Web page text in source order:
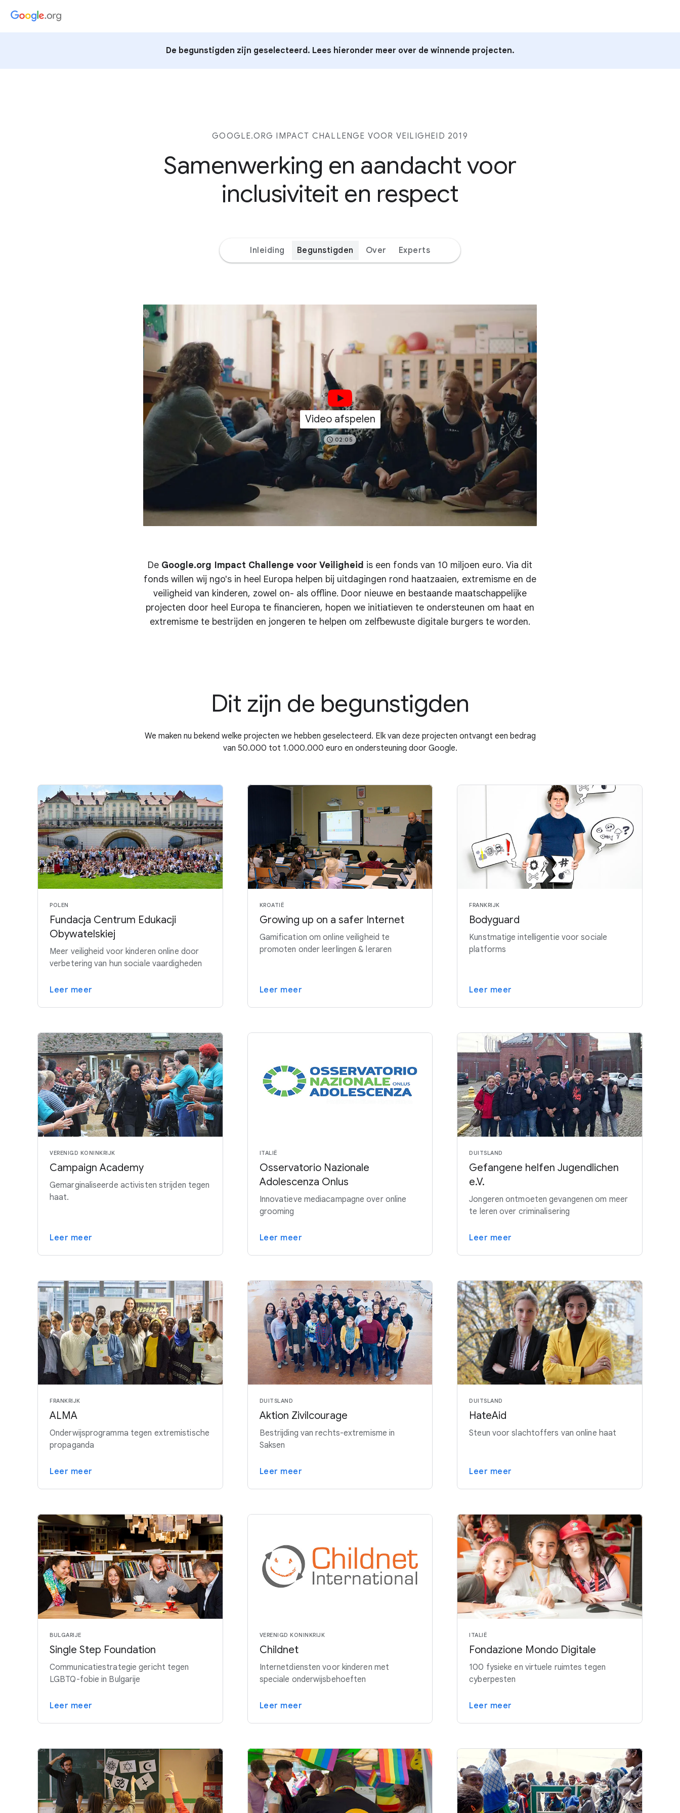
De begunstigden zijn geselecteerd. Lees hieronder meer over de winnende projecten.
GOOGLE.ORG IMPACT CHALLENGE VOOR VEILIGHEID 2019
Samenwerking en aandacht voor
inclusiviteit en respect
Inleiding Begunstigden Over Experts
Video afspelen
02:05
De Google.org Impact Challenge voor Veiligheid is een fonds van 10 miljoen euro. Via dit
fonds willen wij ngo's in heel Europa helpen bij uitdagingen rond haatzaaien, extremisme en de
veiligheid van kinderen, zowel on- als offline. Door nieuwe en bestaande maatschappelijke
projecten door heel Europa te financieren, hopen we initiatieven te ondersteunen om haat en
extremisme te bestrijden en jongeren te helpen om zelfbewuste digitale burgers te worden.
Dit zijn de begunstigden
We maken nu bekend welke projecten we hebben geselecteerd. Elk van deze projecten ontvangt een bedrag
van 50.000 tot 1.000.000 euro en ondersteuning door Google.
POLEN
Fundacja Centrum Edukacji
Obywatelskiej
Meer veiligheid voor kinderen online door
verbetering van hun sociale vaardigheden
Leer meer
KROATIË
Growing up on a safer Internet
Gamification om online veiligheid te
promoten onder leerlingen & leraren
Leer meer
FRANKRIJK
Bodyguard
Kunstmatige intelligentie voor sociale
platforms
Leer meer
VERENIGD KONINKRIJK
Campaign Academy
Gemarginaliseerde activisten strijden tegen
haat.
Leer meer
ITALIË
Osservatorio Nazionale
Adolescenza Onlus
Innovatieve mediacampagne over online
grooming
Leer meer
DUITSLAND
Gefangene helfen Jugendlichen
e.V.
Jongeren ontmoeten gevangenen om meer
te leren over criminalisering
Leer meer
FRANKRIJK
ALMA
Onderwijsprogramma tegen extremistische
propaganda
Leer meer
DUITSLAND
Aktion Zivilcourage
Bestrijding van rechts-extremisme in
Saksen
Leer meer
DUITSLAND
HateAid
Steun voor slachtoffers van online haat
Leer meer
BULGARIJE
Single Step Foundation
Communicatiestrategie gericht tegen
LGBTQ-fobie in Bulgarije
Leer meer
VERENIGD KONINKRIJK
Childnet
Internetdiensten voor kinderen met
speciale onderwijsbehoeften
Leer meer
ITALIË
Fondazione Mondo Digitale
100 fysieke en virtuele ruimtes tegen
cyberpesten
Leer meer